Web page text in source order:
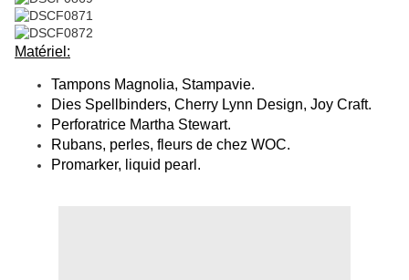
Matériel:
Tampons Magnolia, Stampavie.
Dies Spellbinders, Cherry Lynn Design, Joy Craft.
Perforatrice Martha Stewart.
Rubans, perles, fleurs de chez WOC.
Promarker, liquid pearl.